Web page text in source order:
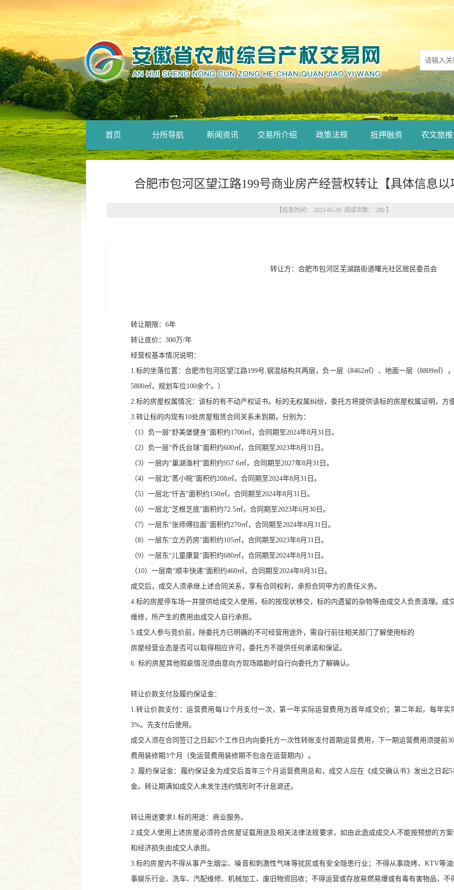
首页 分所导航 新闻资讯 交易所介绍 政策法规 抵押融资 农文旅
合肥市包河区望江路199号商业房产经营权转让【具体信息以
【信息时间： 2023-05-30 阅读次数： 280】
转让方 ： 合肥市包河区芜湖路街道曙光社区居民委员会
转让期限 ： 6年
转让底价： 300万/年
经营权基本情况说明：
1.标的坐落位置：合肥市包河区望江路199号,钢混结构共两层，负一层（8462㎡）、地面一层（8809㎡）
5800㎡，规划车位100余个。）
2.标的房屋权属情况：该标的有不动产权证书。标的无权属纠纷，委托方将提供该标的房屋权属证明，方
3.转让标的内现有10处房屋租赁合同关系未到期，分别为：
（1）负一层“舒美堡健身”面积约1700㎡，合同期至2024年8月 31 日。
（2）负一层“乔氏台球”面积约600㎡，合同期至2023年8月 31 日。
（3）一层内“巢湖渔村”面积约957.6㎡，合同期至2027年8月 31 日。
（4）一层北“蒸小皖”面积约208㎡，合同期至2024年8月 31 日。
（5）一层北“仟吉”面积约150㎡，合同期至2024年8月 31 日。
（6）一层北“芝根芝底”面积约72.5㎡，合同期至2023年6月 30 日。
（7）一层东“张师傅拉面”面积约270㎡，合同期至2024年8月 31 日。
（8）一层东“立方药房”面积约105㎡，合同期至2023年8月 31 日。
（9）一层东“儿童康复”面积约680㎡，合同期至2024年8月 31 日。
（10）一层南“顺丰快递”面积约460㎡，合同期至2024年8月 31 日。
成交后，成交人须承继上述合同关系，享有合同权利，承担合同甲方的责任义务。
4.标的房屋停车场一并提供给成交人使用，标的按现状移交，标的内遗留的杂物等由成交人负责清理。成
维修，所产生的费用由成交人自行承担。
5.成交人参与竞价前，除委托方已明确的不可经营用途外，需自行前往相关部门了解使用标的
房屋经营业态是否可以取得相应许可，委托方不提供任何承诺和保证。
6. 标的房屋其他瑕疵情况须由意向方现场踏勘时自行向委托方了解确认。
转让价款支付及履约保证金：
1.转让价款支付：运营费用每12个月支付一次，第一年实际运营费用为首年成交价；第二年起，每年
3%。先支付后使用。
成交人须在合同签订之日起5个工作日内向委托方一次性转账支付首期运营费用，下一期运营费用须提前30
费用装修期3个月（免运营费用装修期不包含在运营期内）。
2. 履约保证金：履约保证金为成交后首年三个月运营费用总和，成交人应在《成交确认书》发出之日起5
金。转让期满如成交人未发生违约情形时不计息退还。
转让用途要求1.标的用途：商业服务。
2.成交人使用上述房屋必须符合房屋证载用途及相关法律法规要求，如由此造成成交人不能按预想的方
和经济损失由成交人承担。
3.标的房屋内不得从事产生烟尘、噪音和刺激性气味等扰民或有安全隐患行业；不得从事烧烤、 KTV等
事娱乐行业、洗车、汽配维修、机械加工、废旧物资回收；不得运营或存放易燃易爆或有毒有害物品，不